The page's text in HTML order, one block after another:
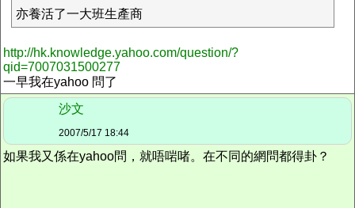
亦養活了一大班生產商
http://hk.knowledge.yahoo.com/question/?
qid=7007031500277
一早我在yahoo 問了
沙文
2007/5/17 18:44
如果我又係在yahoo問，就唔啱啫。在不同的網問都得卦？